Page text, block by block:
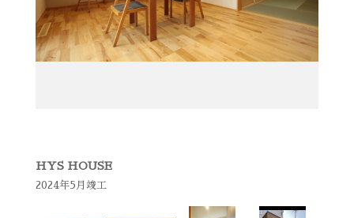
HYS HOUSE
2024年5月竣工